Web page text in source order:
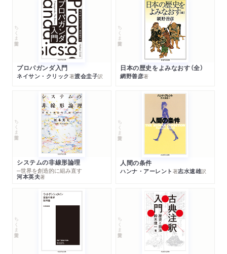
ちくま学芸文庫
プロパガンダ入門
ネイサン・クリック著渡会圭子訳
ちくま学芸文庫
日本の歴史をよみなおす（全）
網野善彦著
ちくま学芸文庫
システムの非線形論理
─世界を創造的に組み直す
河本英夫著
ちくま学芸文庫
人間の条件
ハンナ・アーレント 著志水速雄訳
ちくま学芸文庫 ちくま学芸文庫